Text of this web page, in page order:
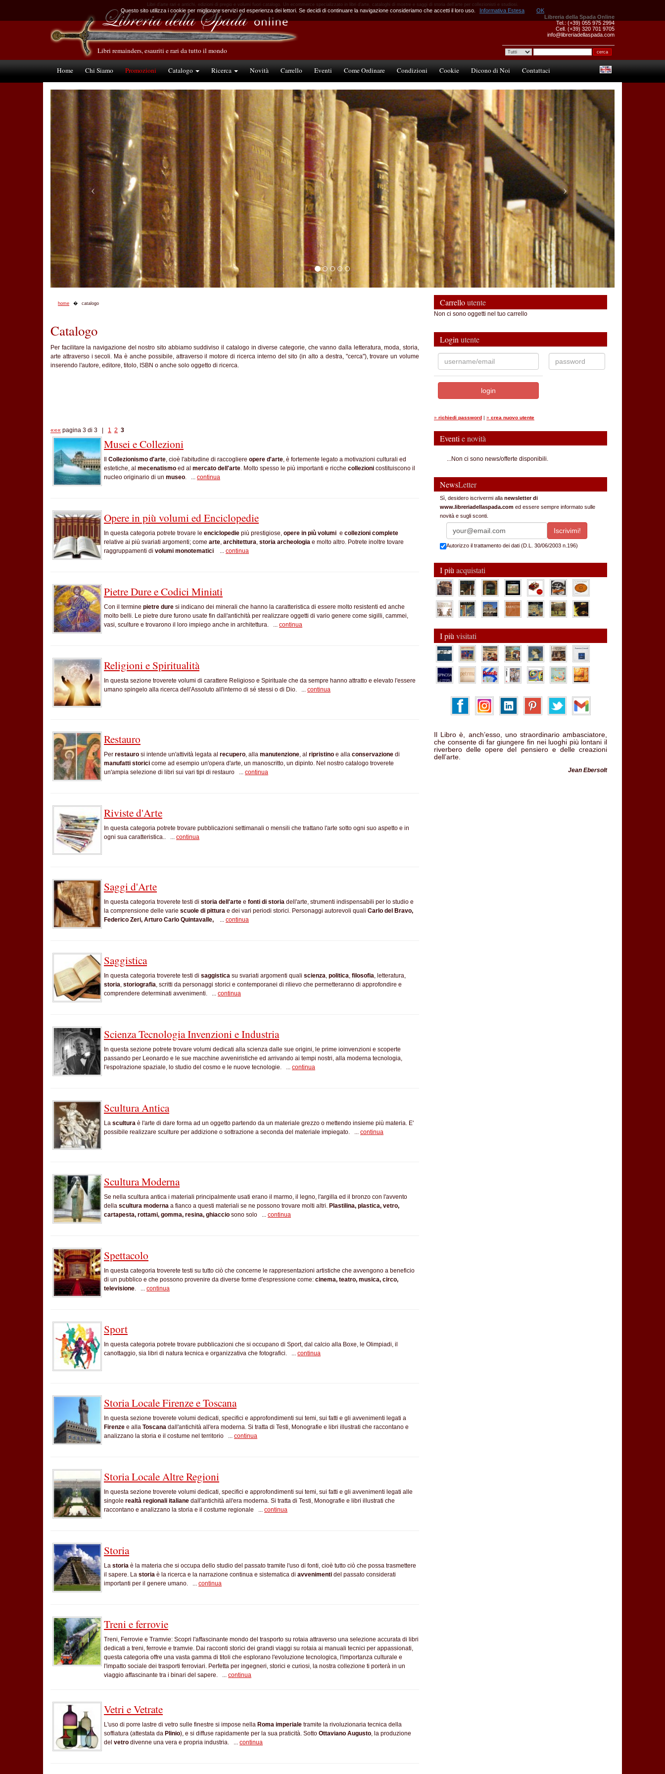
Libri d’arte rari e antichi, edizioni di pregio e volumi fuori catalogo. Un ecommerce specializzato in libri d’arte, cataloghi di mostre e saggi di storia dell’arte per collezionisti e studiosi.
Libreria della Spada Online
Tel.: (+39) 055 975 2994
Cell. (+39) 320 701 9705
info@libreriadellaspada.com
Libri remainders, esauriti e rari da tutto il mondo
Home Chi Siamo Promozioni Catalogo Ricerca Novità Carrello Eventi Come Ordinare Condizioni Cookie Dicono di Noi Contattaci
home catalogo
Catalogo
Per facilitare la navigazione del nostro sito abbiamo suddiviso il catalogo in diverse categorie, che vanno dalla letteratura, moda, storia,
arte attraverso i secoli. Ma è anche possibile, attraverso il motore di ricerca interno del sito (in alto a destra, "cerca"), trovare un volume
inserendo l'autore, editore, titolo, ISBN o anche solo oggetto di ricerca.
««« pagina 3 di 3 | 1 2 3
Musei e Collezioni
Collezionismo d'arte, cioè l'abitudine di raccogliere opere d'arte, è fortemente legato a motivazioni culturali ed
estetiche, al mecenatismo ed al mercato dell'arte. Molto spesso le più importanti e ricche collezioni costituiscono il
nucleo originario di un museo. ... continua
Opere in più volumi ed Enciclopedie
In questa categoria potrete trovare le enciclopedie più prestigiose, opere in più volumi e collezioni complete
relative ai più svariati argomenti; come arte, architettura, storia archeologia e molto altro. Potrete inoltre tovare
raggruppamenti di volumi monotematici ... continua
Pietre Dure e Codici Miniati
Con il termine pietre dure si indicano dei minerali che hanno la caratteristica di essere molto resistenti ed anche
molto belli. Le pietre dure furono usate fin dall'antichità per realizzare oggetti di vario genere come sigilli, cammei,
vasi, sculture e trovarono il loro impiego anche in architettura. ... continua
Religioni e Spiritualità
In questa sezione troverete volumi di carattere Religioso e Spirituale che da sempre hanno attratto e elevato l'essere
umano spingelo alla ricerca dell'Assoluto all'interno di sé stessi o di Dio. ... continua
Restauro
Per restauro si intende un'attività legata al recupero, alla manutenzione, al ripristino e alla conservazione di
manufatti storici come ad esempio un'opera d'arte, un manoscritto, un dipinto. Nel nostro catalogo troverete
un'ampia selezione di libri sui vari tipi di restauro ... continua
Riviste d'Arte
In questa categoria potrete trovare pubblicazioni settimanali o mensili che trattano l'arte sotto ogni suo aspetto e in
ogni sua caratteristica.. ... continua
Saggi d'Arte
In questa categoria troverete testi di storia dell'arte e fonti di storia dell'arte, strumenti indispensabili per lo studio e
la comprensione delle varie scuole di pittura e dei vari periodi storici. Personaggi autorevoli quali Carlo del Bravo,
Federico Zeri, Arturo Carlo Quintavalle,
... continua
Saggistica
In questa categoria troverete testi di saggistica su svariati argomenti quali scienza, politica, filosofia, letteratura,
storia, storiografia, scritti da personaggi storici e contemporanei di rilievo che permetteranno di approfondire e
comprendere determinati avvenimenti. ... continua
Scienza Tecnologia Invenzioni e Industria
In questa sezione potrete trovare volumi dedicati alla scienza dalle sue origini, le prime ioinvenzioni e scoperte
passando per Leonardo e le sue macchine avveniristiche ed arrivando ai tempi nostri, alla moderna tecnologia,
l'espolrazione spaziale, lo studio del cosmo e le nuove tecnologie. ... continua
Scultura Antica
La scultura è l'arte di dare forma ad un oggetto partendo da un materiale grezzo o mettendo insieme più materia. E'
possibile realizzare sculture per addizione o sottrazione a seconda del materiale impiegato. ... continua
Scultura Moderna
Se nella scultura antica i materiali principalmente usati erano il marmo, il legno, l'argilla ed il bronzo con l'avvento
della scultura moderna a fianco a questi materiali se ne possono trovare molti altri. Plastilina, plastica, vetro,
cartapesta, rottami, gomma, resina, ghiaccio sono solo ... continua
Spettacolo
In questa categoria troverete testi su tutto ciò che concerne le rappresentazioni artistiche che avvengono a beneficio
di un pubblico e che possono provenire da diverse forme d'espressione come: cinema, teatro, musica, circo,
televisione. ... continua
Sport
In questa categoria potrete trovare pubblicazioni che si occupano di Sport, dal calcio alla Boxe, le Olimpiadi, il
canottaggio, sia libri di natura tecnica e organizzativa che fotografici. ... continua
Storia Locale Firenze e Toscana
In questa sezione troverete volumi dedicati, specifici e approfondimenti sui temi, sui fatti e gli avvenimenti legati a
Firenze e alla Toscana dall'antichità all'era moderna. Si tratta di Testi, Monografie e libri illustrati che raccontano e
analizzano la storia e il costume nel territorio ... continua
Storia Locale Altre Regioni
In questa sezione troverete volumi dedicati, specifici e approfondimenti sui temi, sui fatti e gli avvenimenti legati alle
singole realtà regionali italiane dall'antichità all'era moderna. Si tratta di Testi, Monografie e libri illustrati che
raccontano e analizzano la storia e il costume regionale ... continua
Storia
La storia è la materia che si occupa dello studio del passato tramite l'uso di fonti, cioè tutto ciò che possa trasmettere
il sapere. La storia è la ricerca e la narrazione continua e sistematica di avvenimenti del passato considerati
importanti per il genere umano. ... continua
Treni e ferrovie
Treni, Ferrovie e Tramvie: Scopri l'affascinante mondo del trasporto su rotaia attraverso una selezione accurata di libri
dedicati a treni, ferrovie e tramvie. Dai racconti storici dei grandi viaggi su rotaia ai manuali tecnici per appassionati,
questa categoria offre una vasta gamma di titoli che esplorano l'evoluzione tecnologica, l'importanza culturale e
l'impatto sociale dei trasporti ferroviari. Perfetta per ingegneri, storici e curiosi, la nostra collezione ti porterà in un
viaggio affascinante tra i binari del sapere. ... continua
Vetri e Vetrate
L'uso di porre lastre di vetro sulle finestre si impose nella Roma imperiale tramite la rivoluzionaria tecnica della
soffiatura (attestata da Plinio), e si diffuse rapidamente per la sua praticità. Sotto Ottaviano Augusto, la produzione
del vetro divenne una vera e propria industria. ... continua
Carrelloutente
Non ci sono oggetti nel tuo carrello
Login utente
» richiedi password | » crea nuovo utente
Eventi e novità
...Non ci sono news/offerte disponibili.
NewsLetter
Sì, desidero iscrivermi alla newsletter di
www.libreriadellaspada.com ed essere sempre informato sulle
novità e sugli sconti.
Autorizzo il trattamento dei dati (D.L. 30/06/2003 n.196)
I più acquistati
I più visitati
Il Libro è, anch’esso, uno straordinario ambasciatore,
che consente di far giungere fin nei luoghi più lontani il
riverbero delle opere del pensiero e delle creazioni
dell’arte.
Jean Ebersolt
Questo sito utilizza i cookie per migliorare servizi ed esperienza dei lettori. Se decidi di continuare la navigazione consideriamo che accetti il loro uso. Informativa Estesa OK